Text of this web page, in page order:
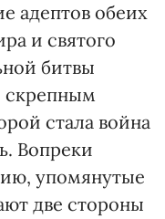
адептов обеих
и святого
битвы
скрепным
стала война
Вопреки
упомянутые
две стороны